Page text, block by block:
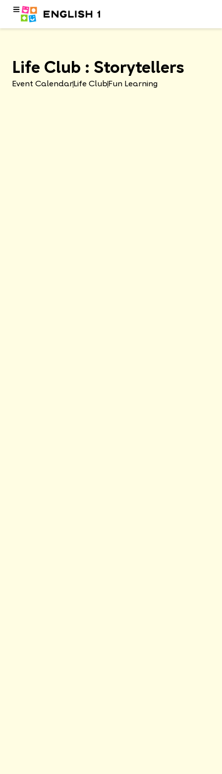
Life Club : Storytellers
Event Calendar Life Club Fun Learning